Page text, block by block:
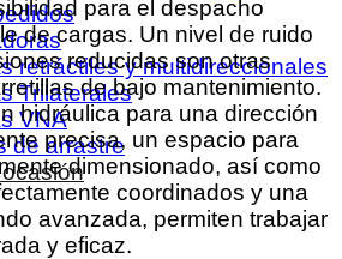
retráctiles y multidireccionales
Trilaterales
VNA
de arrastre
para el despacho
de cargas. Un nivel de ruido
reducidas son otras
de bajo mantenimiento.
hidráulica para una dirección
precisa, un espacio para
dimensionado, así como
coordinados y una
avanzada, permiten trabajar
y eficaz.